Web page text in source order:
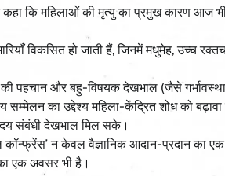
कि महिलाओं की मृत्यु का प्रमुख कारण आज
विकसित हो जाती हैं, जिनमें मधुमेह, उच्च
पहचान और बहु-विषयक देखभाल (जैसे
का उद्देश्य महिला-केंद्रित शोध को
संबंधी देखभाल मिल सके।
कॉन्फ्रेंस’ न केवल वैज्ञानिक आदान-प्रदान का
एक अवसर भी है।